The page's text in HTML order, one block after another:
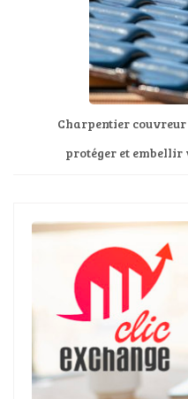
Charpentier
protéger et embellir